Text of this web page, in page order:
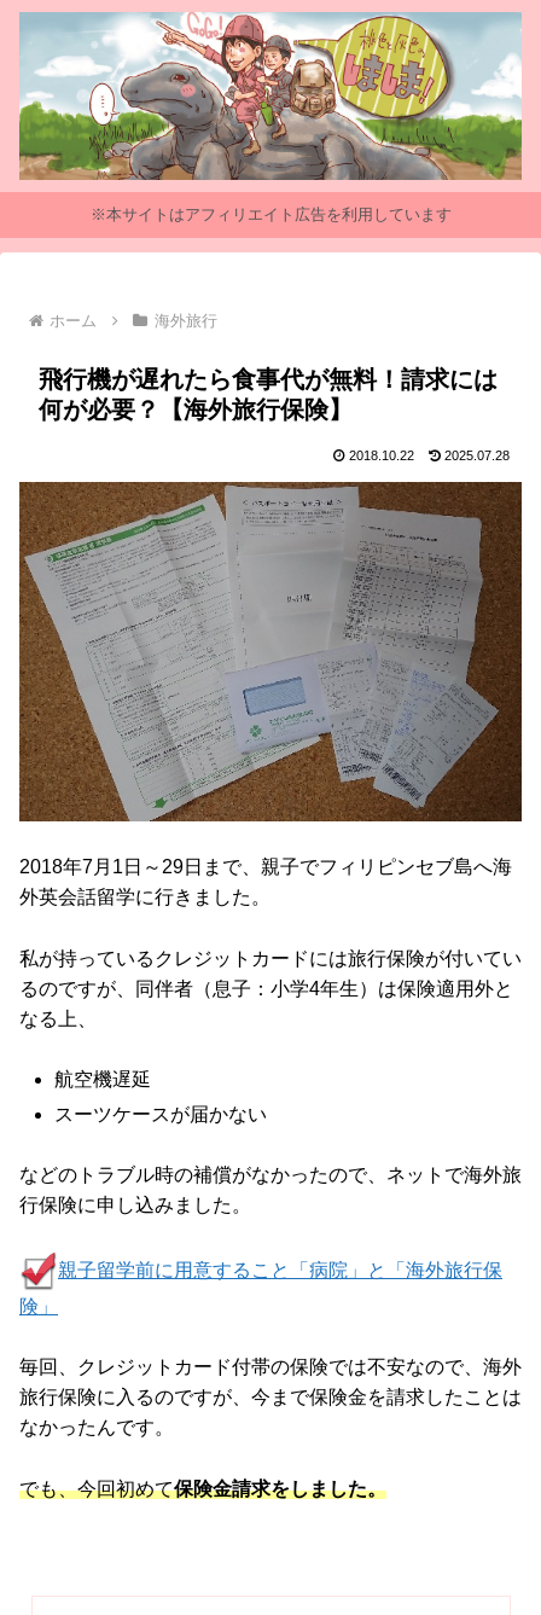
※本サイトはアフィリエイト広告を利用しています
ホーム 海外旅行
飛行機が遅れたら食事代が無料！請求には
何が必要？【海外旅行保険】
2018.10.22 2025.07.28
2018年7月1日～29日まで、親子でフィリピンセブ島へ海
外英会話留学に行きました。
私が持っているクレジットカードには旅行保険が付いてい
るのですが、同伴者（息子：小学4年生）は保険適用外と
なる上、
航空機遅延
スーツケースが届かない
などのトラブル時の補償がなかったので、ネットで海外旅
行保険に申し込みました。
親子留学前に用意すること「病院」と「海外旅行保
険」
毎回、クレジットカード付帯の保険では不安なので、海外
旅行保険に入るのですが、今まで保険金を請求したことは
なかったんです。
でも、今回初めて保険金請求をしました。